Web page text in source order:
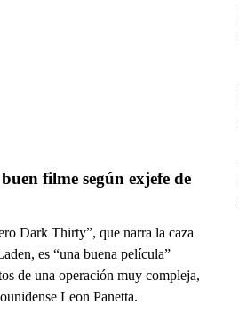
filme según exjefe de
Dark Thirty”, que narra la caza
es “una buena película”
de una operación muy compleja,
Leon Panetta.